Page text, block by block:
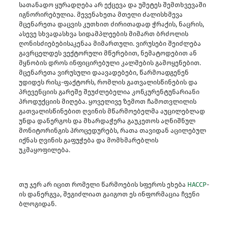
სათანადო ყურადღება არ ექცევა და უმეტეს შემთხვევაში
იგნორირებულია. მევენახეთა მთელი ძალისხმევა
მცენარეთა დაცვის კუთხით ძირითადად ჭრაქის, ნაცრის,
ასევე სხვადასხვა სიდამპლეების მიმართ ბრძოლის
ღონისძიებებისაკენაა მიმართული. ვირუსები შეიძლება
გავრცელდეს ვექტორული მწერებით, ნემატოდებით ან
მყნობის დროს ინფიცირებული კალმების გამოყენებით.
მცენარეთა ვირუსული დაავადებები, წარმოადგენენ
უდიდეს რისკ-ფაქტორს, რომლის გათვალისწინების და
პრევენციის გარეშე შეუძლებელია კონკურენტუნარიანი
პროდუქციის მიღება. ყოველივე ზემოთ ჩამოთვლილის
გათვალისწინებით ღვინის მწარმოებელმა აუცილებლად
უნდა დანერგოს და მხარდაჭერა გაუკეთოს აღნიშნულ
მონიტორინგის პროცედურებს, რათა თავიდან აცილებულ
იქნას ღვინის გაფუჭება და მომხმარებლის
უკმაყოფილება.
თუ ჯერ არ იცით რომელი წარმოების სფეროს ეხება HACCP-
ის დანერგვა, შეგიძლიათ გაიგოთ ეს ინფორმაცია ჩვენი
ბლოგიდან.